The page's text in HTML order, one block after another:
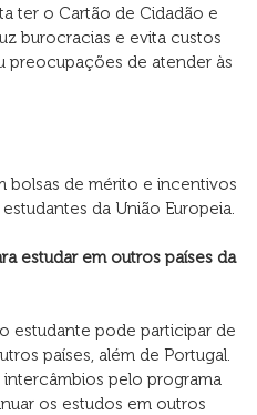
ter o Cartão de Cidadão e
burocracias e evita custos
preocupações de atender às
bolsas de mérito e incentivos
da União Europeia.
estudar em outros países da
estudante pode participar de
países, além de Portugal.
intercâmbios pelo programa
os estudos em outros